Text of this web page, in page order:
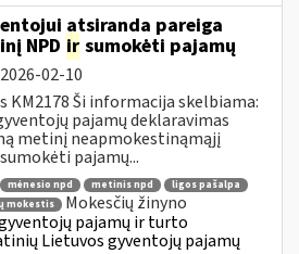
atsiranda pareiga
NPD ir sumokėti pajamų
2026-02-10
KM2178 Ši informacija skelbiama:
pajamų deklaravimas
metinį neapmokestinąmąjį
pajamų...
mėnesio npd metinis npd
ligos pašalpa
mokestis
Mokesčių žinyno
pajamų ir turto
Lietuvos gyventojų pajamų